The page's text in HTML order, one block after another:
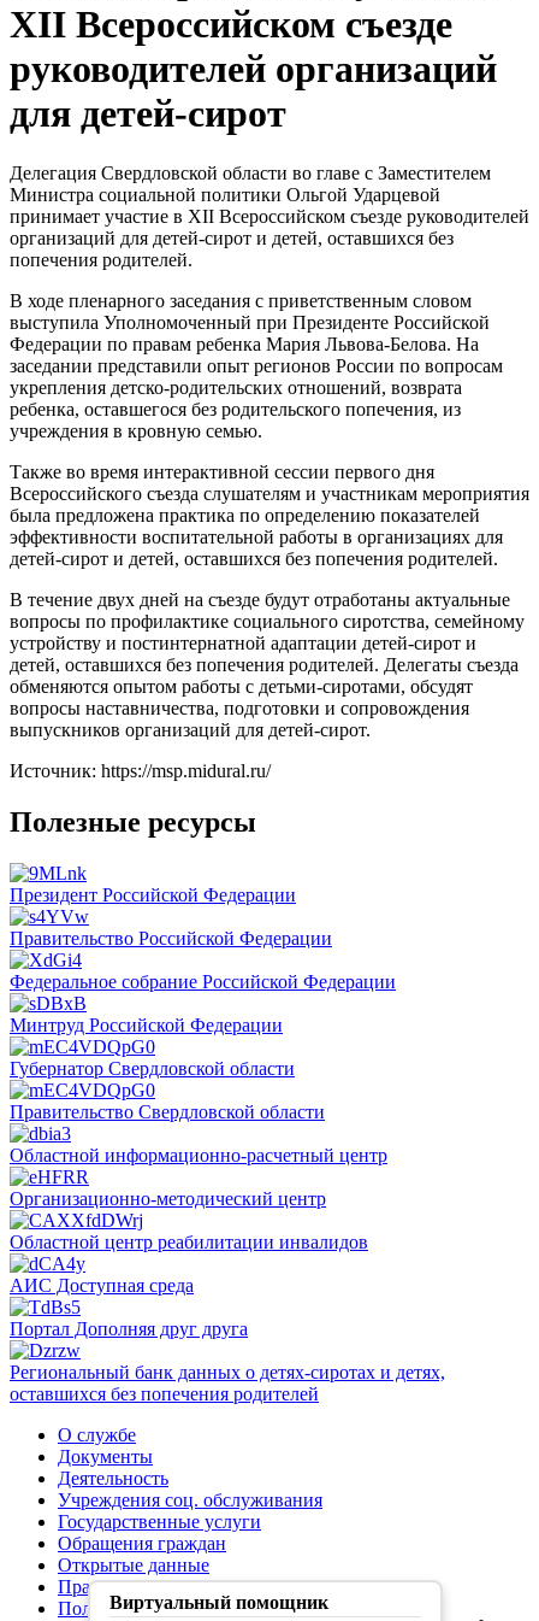
XII Всероссийском съезде
руководителей организаций
для детей-сирот
Делегация Свердловской области во главе с Заместителем
Министра социальной политики Ольгой Ударцевой
принимает участие в XII Всероссийском съезде руководителей
организаций для детей-сирот и детей, оставшихся без
попечения родителей.
В ходе пленарного заседания с приветственным словом
выступила Уполномоченный при Президенте Российской
Федерации по правам ребенка Мария Львова-Белова. На
заседании представили опыт регионов России по вопросам
укрепления детско-родительских отношений, возврата
ребенка, оставшегося без родительского попечения, из
учреждения в кровную семью.
Также во время интерактивной сессии первого дня
Всероссийского съезда слушателям и участникам мероприятия
была предложена практика по определению показателей
эффективности воспитательной работы в организациях для
детей-сирот и детей, оставшихся без попечения родителей.
В течение двух дней на съезде будут отработаны актуальные
вопросы по профилактике социального сиротства, семейному
устройству и постинтернатной адаптации детей-сирот и
детей, оставшихся без попечения родителей. Делегаты съезда
обменяются опытом работы с детьми-сиротами, обсудят
вопросы наставничества, подготовки и сопровождения
выпускников организаций для детей-сирот.
Источник: https://msp.midural.ru/
Полезные ресурсы
Президент Российской Федерации
Правительство Российской Федерации
Федеральное собрание Российской Федерации
Минтруд Российской Федерации
Губернатор Свердловской области
Правительство Свердловской области
Областной информационно-расчетный центр
Организационно-методический центр
Областной центр реабилитации инвалидов
АИС Доступная среда
Портал Дополняя друг друга
Региональный банк данных о детях-сиротах и детях,
оставшихся без попечения родителей
О службе
Документы
Деятельность
Учреждения соц. обслуживания
Государственные услуги
Обращения граждан
Открытые данные
Правила обработки персональных данных
Политика конфиденциальности
Виртуальный помощник